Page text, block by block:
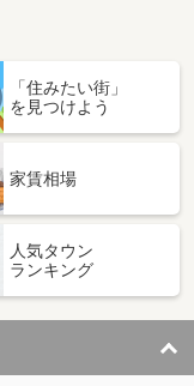
「住みたい街」
を見つけよう
家賃相場
人気タウン
ランキング